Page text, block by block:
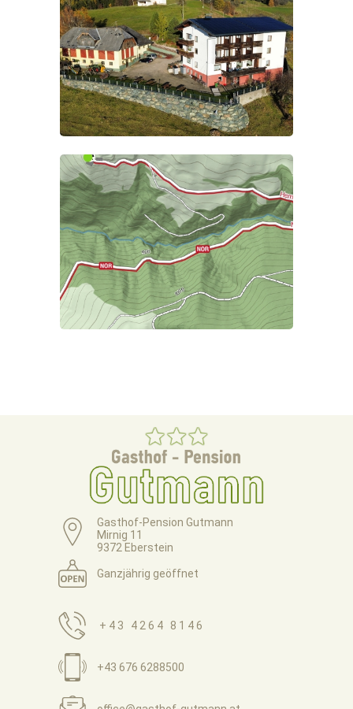
Gasthof-Pension Gutmann
Mirnig 11
9372 Eberstein
Ganzjährig geöffnet
+43 4264 8146
+43 676 6288500